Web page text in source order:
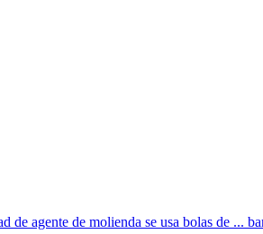
agente de molienda se usa bolas de ...